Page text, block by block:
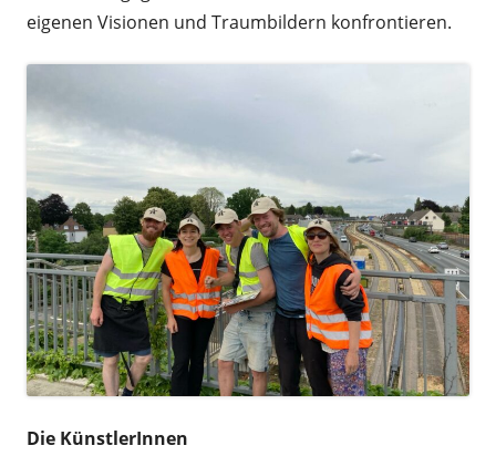
eigenen Visionen und Traumbildern konfrontieren.
Die KünstlerInnen